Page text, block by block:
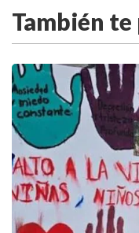
También te